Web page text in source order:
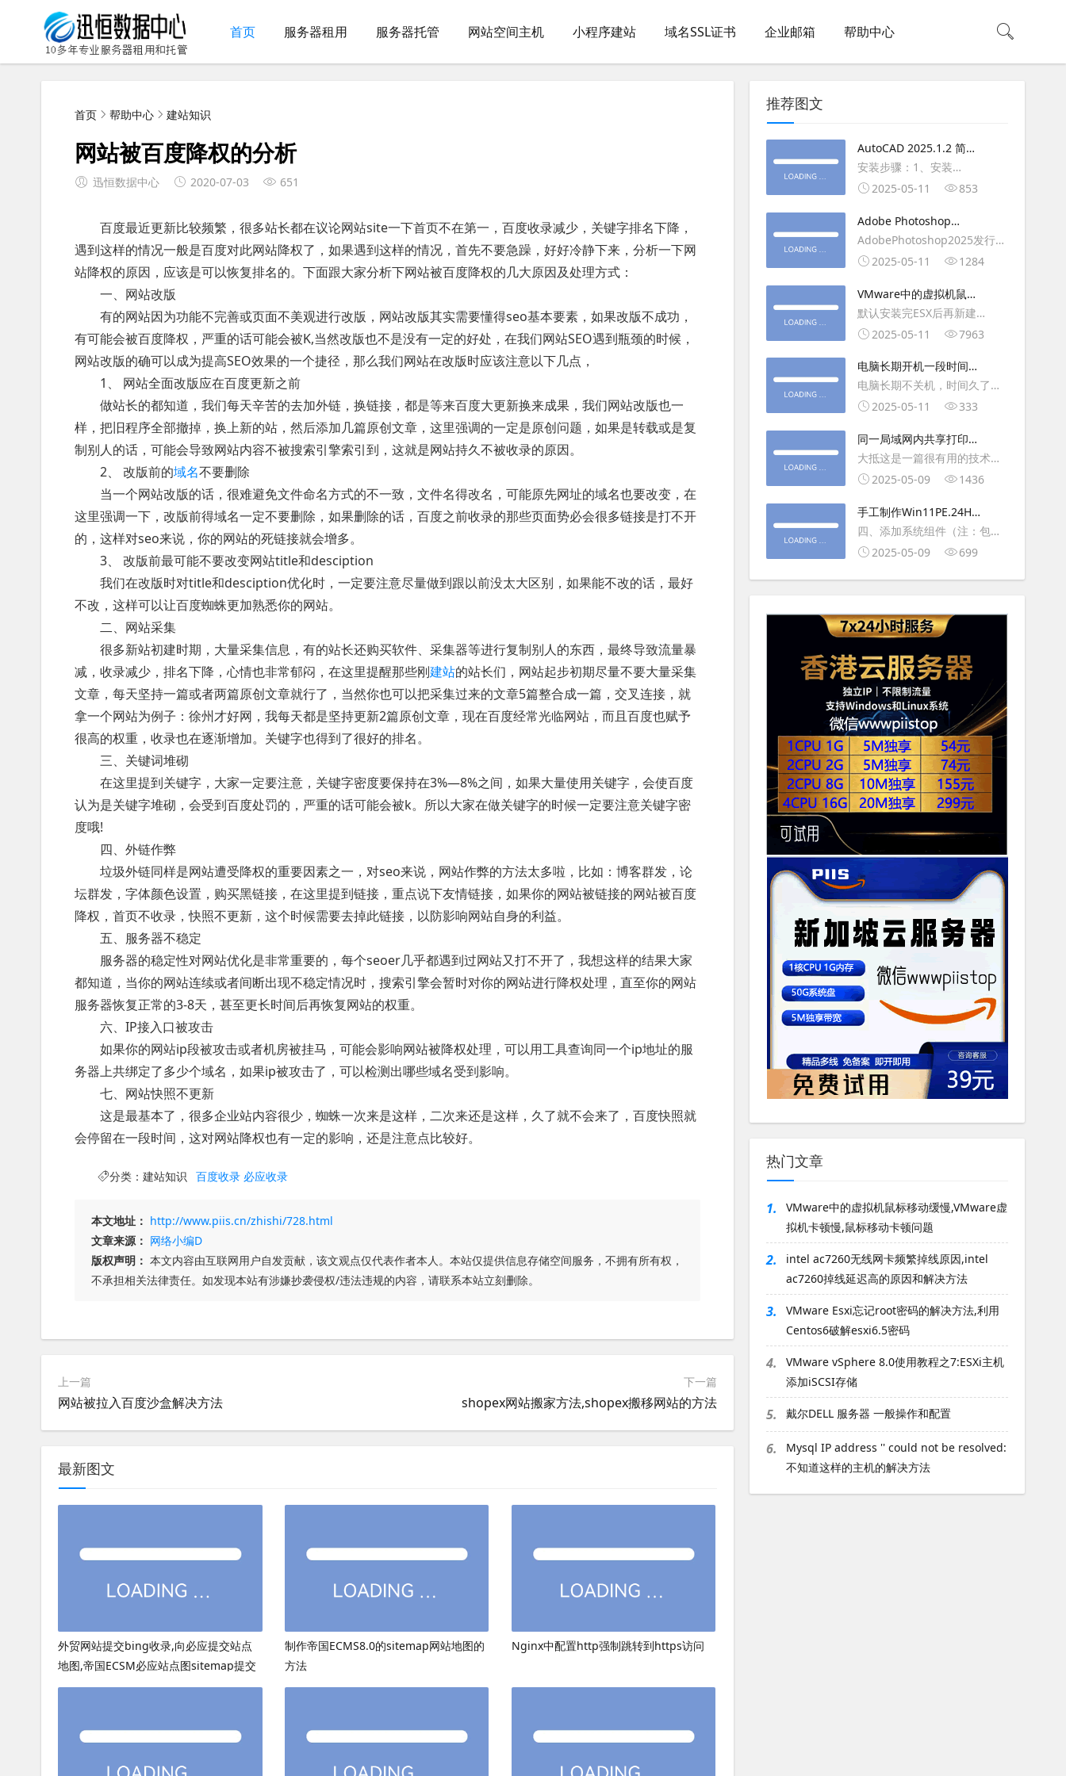
首页 服务器租用 服务器托管 网站空间主机 小程序建站 域名SSL证书 企业邮箱 帮助中心
首页 帮助中心 建站知识
网站被百度降权的分析
迅恒数据中心 2020-07-03 651
百度最近更新比较频繁，很多站长都在议论网站site一下首页不在第一，百度收录减少，关键字排名下降，
遇到这样的情况一般是百度对此网站降权了，如果遇到这样的情况，首先不要急躁，好好冷静下来，分析一下网
站降权的原因，应该是可以恢复排名的。下面跟大家分析下网站被百度降权的几大原因及处理方式：
一、网站改版
有的网站因为功能不完善或页面不美观进行改版，网站改版其实需要懂得seo基本要素，如果改版不成功，
有可能会被百度降权，严重的话可能会被K,当然改版也不是没有一定的好处，在我们网站SEO遇到瓶颈的时候，
网站改版的确可以成为提高SEO效果的一个捷径，那么我们网站在改版时应该注意以下几点，
1、 网站全面改版应在百度更新之前
做站长的都知道，我们每天辛苦的去加外链，换链接，都是等来百度大更新换来成果，我们网站改版也一
样，把旧程序全部撤掉，换上新的站，然后添加几篇原创文章，这里强调的一定是原创问题，如果是转载或是复
制别人的话，可能会导致网站内容不被搜索引擎索引到，这就是网站持久不被收录的原因。
2、 改版前的域名不要删除
当一个网站改版的话，很难避免文件命名方式的不一致，文件名得改名，可能原先网址的域名也要改变，在
这里强调一下，改版前得域名一定不要删除，如果删除的话，百度之前收录的那些页面势必会很多链接是打不开
的，这样对seo来说，你的网站的死链接就会增多。
3、 改版前最可能不要改变网站title和desciption
我们在改版时对title和desciption优化时，一定要注意尽量做到跟以前没太大区别，如果能不改的话，最好
不改，这样可以让百度蜘蛛更加熟悉你的网站。
二、网站采集
很多新站初建时期，大量采集信息，有的站长还购买软件、采集器等进行复制别人的东西，最终导致流量暴
减，收录减少，排名下降，心情也非常郁闷，在这里提醒那些刚建站的站长们，网站起步初期尽量不要大量采集
文章，每天坚持一篇或者两篇原创文章就行了，当然你也可以把采集过来的文章5篇整合成一篇，交叉连接，就
拿一个网站为例子：徐州才好网，我每天都是坚持更新2篇原创文章，现在百度经常光临网站，而且百度也赋予
很高的权重，收录也在逐渐增加。关键字也得到了很好的排名。
三、关键词堆砌
在这里提到关键字，大家一定要注意，关键字密度要保持在3%—8%之间，如果大量使用关键字，会使百度
认为是关键字堆砌，会受到百度处罚的，严重的话可能会被k。所以大家在做关键字的时候一定要注意关键字密
度哦!
四、外链作弊
垃圾外链同样是网站遭受降权的重要因素之一，对seo来说，网站作弊的方法太多啦，比如：博客群发，论
坛群发，字体颜色设置，购买黑链接，在这里提到链接，重点说下友情链接，如果你的网站被链接的网站被百度
降权，首页不收录，快照不更新，这个时候需要去掉此链接，以防影响网站自身的利益。
五、服务器不稳定
服务器的稳定性对网站优化是非常重要的，每个seoer几乎都遇到过网站又打不开了，我想这样的结果大家
都知道，当你的网站连续或者间断出现不稳定情况时，搜索引擎会暂时对你的网站进行降权处理，直至你的网站
服务器恢复正常的3-8天，甚至更长时间后再恢复网站的权重。
六、IP接入口被攻击
如果你的网站ip段被攻击或者机房被挂马，可能会影响网站被降权处理，可以用工具查询同一个ip地址的服
务器上共绑定了多少个域名，如果ip被攻击了，可以检测出哪些域名受到影响。
七、网站快照不更新
这是最基本了，很多企业站内容很少，蜘蛛一次来是这样，二次来还是这样，久了就不会来了，百度快照就
会停留在一段时间，这对网站降权也有一定的影响，还是注意点比较好。
分类： 建站知识 百度收录 必应收录
本文地址： http://www.piis.cn/zhishi/728.html
文章来源： 网络小编D
版权声明： 本文内容由互联网用户自发贡献，该文观点仅代表作者本人。本站仅提供信息存储空间服务，不拥有所有权，
不承担相关法律责任。如发现本站有涉嫌抄袭侵权/违法违规的内容，请联系本站立刻删除。
上一篇
网站被拉入百度沙盒解决方法
下一篇
shopex网站搬家方法,shopex搬移网站的方法
最新图文
外贸网站提交bing收录,向必应提交站点
地图,帝国ECSM必应站点图sitemap提交
制作帝国ECMS8.0的sitemap网站地图的
方法
Nginx中配置http强制跳转到https访问
推荐图文
AutoCAD 2025.1.2 简体
中文版（64位）破解版下
载
安装步骤：1、安装
AutoCAD_2025.1.2_Update3、
复制Crack里面的文件到
AutoCAD安装目录里，覆盖同
名文件4、完最低
2025-05-11 853
Adobe Photoshop
2025（v26.6.1）多语言
破解版下载
AdobePhotoshop2025发行
年：2025版本：26.6.1.7开发
平台：WindowsX64界面语
言：英语/匈牙利/匈牙利/越南/
荷兰/印尼/西班牙/西班牙语/意
大利
2025-05-11 1284
VMware中的虚拟机鼠标
移动缓慢,VMware虚拟机
卡顿慢,鼠标移动卡顿问题
默认安装完ESX后再新建
WINDOWS虚拟主机，如
操作虚拟主机，鼠标会非常
钝，这是因为虚拟机没有鼠标
驱动，通过安装vmwaretool后
就可以解决此问
2025-05-11 7963
电脑长期开机一段时间就
卡顿怎么处理
电脑长期不关机，时间久了就
会一直卡，CPU和内存都没占
久，打开任务管理器5秒钟。一
般重启下电脑就可以了或重启
下资源管理器(explorer.exe进
程).
2025-05-11 333
同一局域网内共享打印机
的连接及相关问题解决方
法
大抵这是一篇很有用的技术教
程文章吧！涉及的内容普遍而
不自觉地点赞收藏吧~包含内容
有：共享前的准备工作在设置
打印机共享之前，你得先确保
两台电脑
2025-05-09 1436
手工制作Win11PE.24H2
LTSC2024详细教程2
四、添加系统组件（注：包含
DWM、BitLocker解锁、MMC
第5卷提取以下文件到BOOT文
件夹：;DWM桌面窗口管理器
2025-05-09 699
热门文章
1.
VMware中的虚拟机鼠标移动缓慢,VMware虚
拟机卡顿慢,鼠标移动卡顿问题
2.
intel ac7260无线网卡频繁掉线原因,intel
ac7260掉线延迟高的原因和解决方法
3.
VMware Esxi忘记root密码的解决方法,利用
Centos6破解esxi6.5密码
4.
VMware vSphere 8.0使用教程之7:ESXi主机
添加iSCSI存储
5. 戴尔DELL 服务器 一般操作和配置
6.
Mysql IP address '' could not be resolved:
不知道这样的主机的解决方法